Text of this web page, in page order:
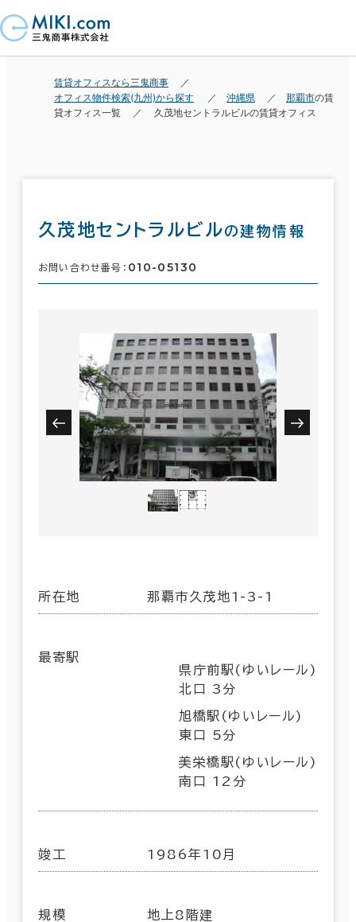
賃貸オフィスなら三鬼商事
オフィス物件検索(九州)から探す
沖縄県 那覇市の賃
貸オフィス一覧
久茂地セントラルビルの賃貸オフィス
久茂地セントラルビルの建物情報
お問い合わせ番号： 010-05130
所在地 那覇市久茂地1-3-1
最寄駅
県庁前駅(ゆいレール)
北口 3分
旭橋駅(ゆいレール)
東口 5分
美栄橋駅(ゆいレール)
南口 12分
竣工 1986年10月
規模 地上8階建